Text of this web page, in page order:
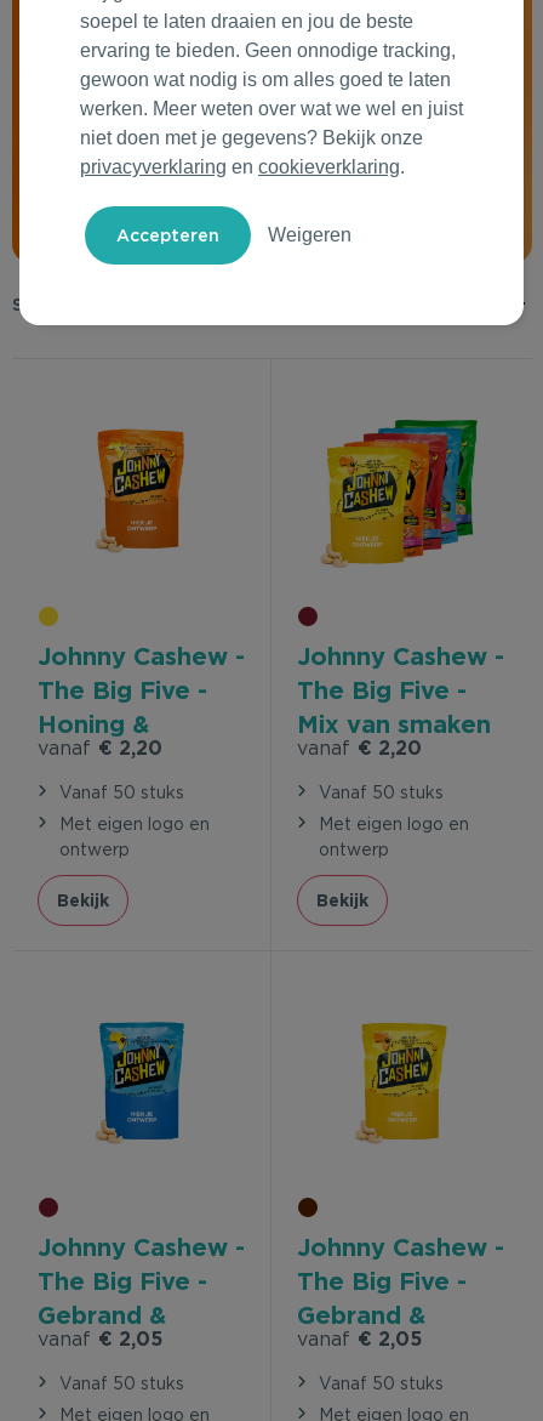
Outdoor & Vrije tijd
Technologie & Gadgets
Home & Living
Duurzame Bestsellers
Daarom Duurzaam
Groene Lente Dagen
Oranjefeest
Vakantie & Zomer
Back to Routine
Herfstmomenten
Sinterklaas
Kerst & Eindejaar
Rituals
Roll'Eat
Samsonite
Stanley/Stella
Tony's Chocolonely
Johnny Cashew -
The Big Five -
Honing &
Zeezout
vanaf € 2,20
Vanaf 50 stuks
Met eigen logo en
ontwerp
Bekijk
Johnny Cashew -
The Big Five -
Mix van smaken
vanaf € 2,20
Vanaf 50 stuks
Met eigen logo en
ontwerp
Bekijk
Johnny Cashew -
The Big Five -
Gebrand &
Ongezouten
vanaf € 2,05
Vanaf 50 stuks
Met eigen logo en
Johnny Cashew -
The Big Five -
Gebrand &
Gezouten
vanaf € 2,05
Vanaf 50 stuks
Met eigen logo en
soepel te laten draaien en jou de beste
ervaring te bieden. Geen onnodige tracking,
gewoon wat nodig is om alles goed te laten
werken. Meer weten over wat we wel en juist
niet doen met je gegevens? Bekijk onze
privacyverklaring en cookieverklaring.
Weigeren